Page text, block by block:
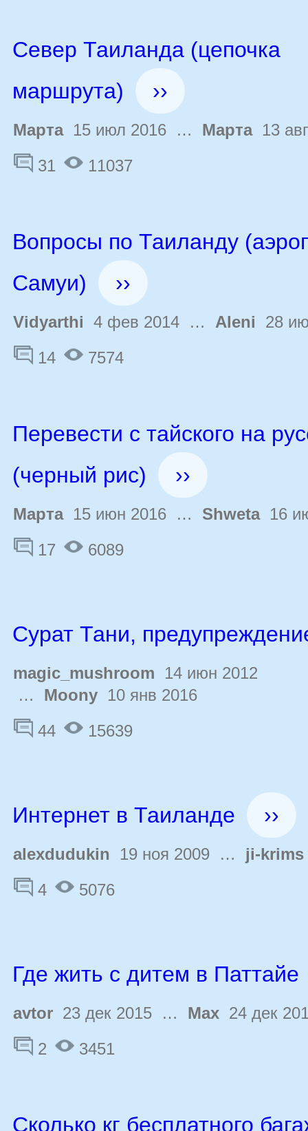
Север Таиланда (цепочка
маршрута)
››
Марта15 июл 2016 … Марта13
31
11037
Вопросы по Таиланду
Самуи)
››
Vidyarthi 4 фев 2014 … Aleni 28
14
7574
Перевести с тайского на
(черный рис)
››
Марта15 июн 2016 … Shweta16
17
6089
Сурат Тани,
magic_mushroom 14 июн 2012
… Moony 10 янв 2016
44
15639
Интернет в Таиланде ››
alexdudukin 19 ноя 2009 … ji-krims
4
5076
Где жить с дитем в Паттайе
avtor 23 дек 2015 … Max 24 дек
2
3451
Сколько кг бесплатного